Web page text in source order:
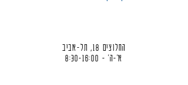
החלוצים 18, תל-אביב
א'-ה' - 8:30-16:00